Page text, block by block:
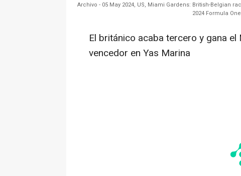
Archivo - 05 May 2024, US, Miami Gardens: British-Belgian
2024 Formula
El británico acaba tercero y gana
vencedor en Yas Marina